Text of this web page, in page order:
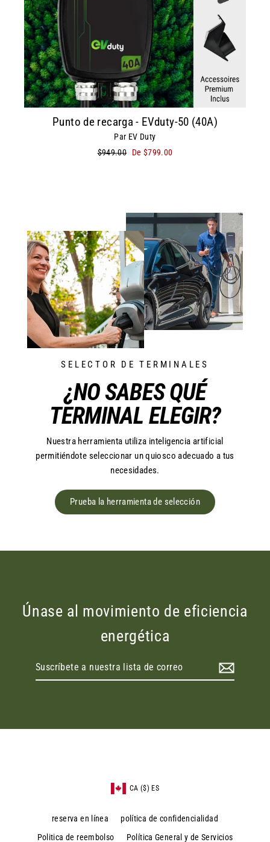
Punto de recarga - EVduty-50 (40A)
Par EV Duty
Precio
$949.00
Precio
De $799.00
SELECTOR DE TERMINALES
¿NO SABES QUÉ
TERMINAL ELEGIR?
Nuestra herramienta utiliza inteligencia artificial
permitiéndote seleccionar un quiosco adecuado a tus
necesidades.
Prueba la herramienta de selección
Únase al movimiento de eficiencia
energética
Suscríbete
CA ($) ES
reserva en línea
política de confidencialidad
Politica de reembolso
Política General y de Servicios